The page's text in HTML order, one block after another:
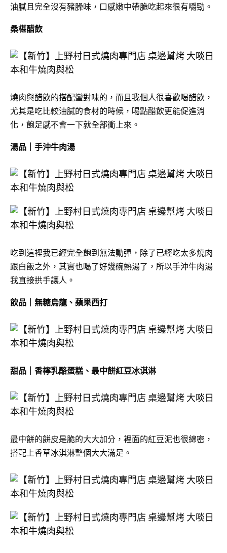
油膩且完全沒有豬臊味，口感嫩中帶脆吃起來很有嚼勁。
桑椹醋飲
燒肉與醋飲的搭配蠻對味的，而且我個人很喜歡喝醋飲，
尤其是吃比較油膩的食材的時候，喝點醋飲更能促進消
化，飽足感不會一下就全部衝上來。
湯品｜手沖牛肉湯
吃到這裡我已經完全飽到無法動彈，除了已經吃太多燒肉
跟白飯之外，其實也喝了好幾碗熱湯了，所以手沖牛肉湯
我直接拱手讓人。
飲品｜無糖烏龍、蘋果西打
甜品｜香檸乳酪蛋糕、最中餅紅豆冰淇淋
最中餅的餅皮是脆的大大加分，裡面的紅豆泥也很綿密，
搭配上香草冰淇淋整個大大滿足。